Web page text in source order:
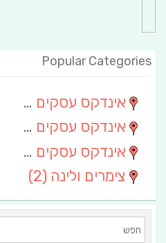
Popular Categories
אינדקס עסקים מרחבי
אינדקס עסקים חבל שלום
אינדקס עסקים ארצי
צימרים ולינה (2)